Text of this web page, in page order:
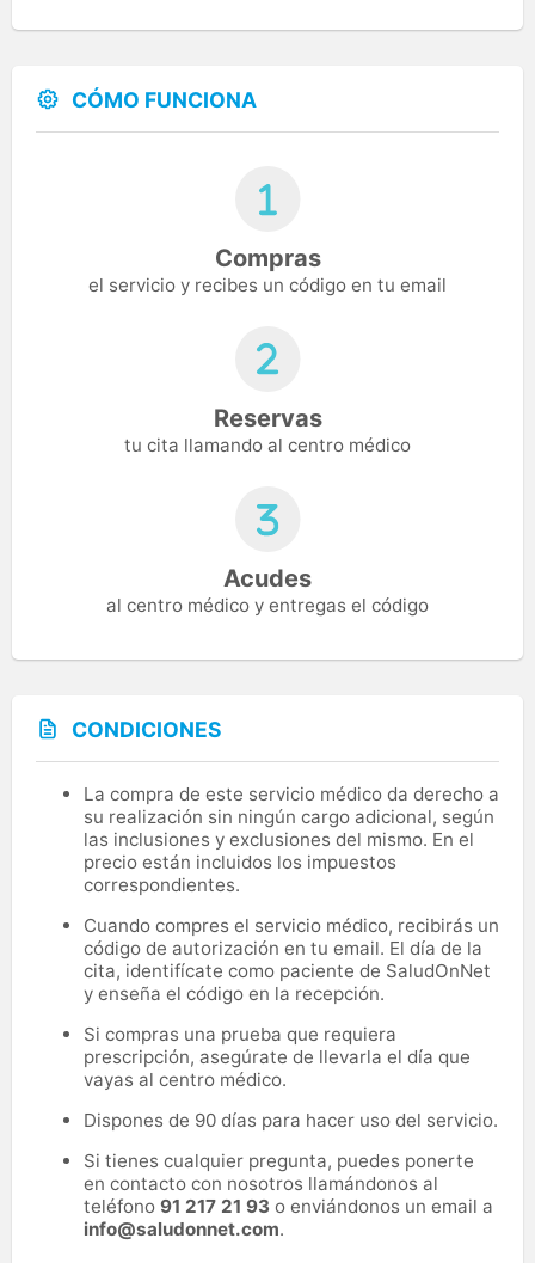
CÓMO FUNCIONA
Compras
el servicio y recibes un código en tu email
Reservas
tu cita llamando al centro médico
Acudes
al centro médico y entregas el código
CONDICIONES
La compra de este servicio médico da derecho a
su realización sin ningún cargo adicional, según
las inclusiones y exclusiones del mismo. En el
precio están incluidos los impuestos
correspondientes.
Cuando compres el servicio médico, recibirás un
código de autorización en tu email. El día de la
cita, identifícate como paciente de SaludOnNet
y enseña el código en la recepción.
Si compras una prueba que requiera
prescripción, asegúrate de llevarla el día que
vayas al centro médico.
Dispones de 90 días para hacer uso del servicio.
Si tienes cualquier pregunta, puedes ponerte
en contacto con nosotros llamándonos al
teléfono 91 217 21 93 o enviándonos un email a
info@saludonnet.com.